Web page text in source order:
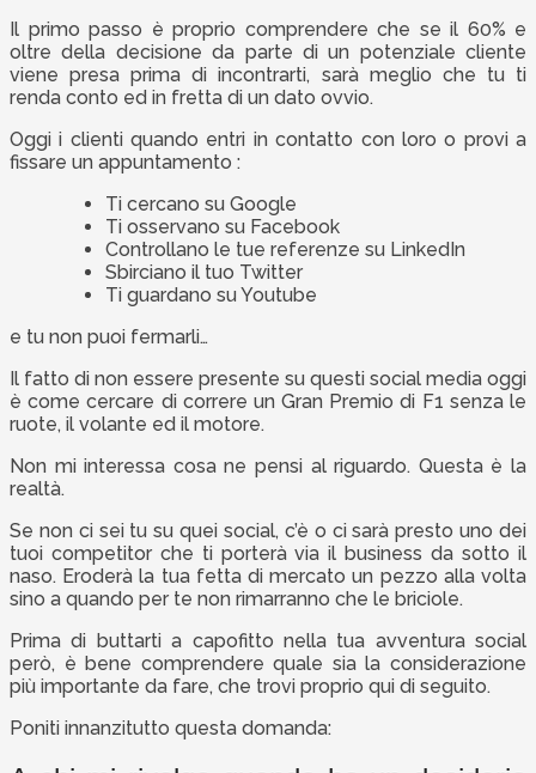
Il primo passo è proprio comprendere che se il 60% e
oltre della decisione da parte di un potenziale cliente
viene presa prima di incontrarti, sarà meglio che tu ti
renda conto ed in fretta di un dato ovvio.
Oggi i clienti quando entri in contatto con loro o provi a
fissare un appuntamento :
Ti cercano su Google
Ti osservano su Facebook
Controllano le tue referenze su LinkedIn
Sbirciano il tuo Twitter
Ti guardano su Youtube
e tu non puoi fermarli…
Il fatto di non essere presente su questi social media oggi
è come cercare di correre un Gran Premio di F1 senza le
ruote, il volante ed il motore.
Non mi interessa cosa ne pensi al riguardo. Questa è la
realtà.
Se non ci sei tu su quei social, c’è o ci sarà presto uno dei
tuoi competitor che ti porterà via il business da sotto il
naso. Eroderà la tua fetta di mercato un pezzo alla volta
sino a quando per te non rimarranno che le briciole.
Prima di buttarti a capofitto nella tua avventura social
però, è bene comprendere quale sia la considerazione
più importante da fare, che trovi proprio qui di seguito.
Poniti innanzitutto questa domanda: